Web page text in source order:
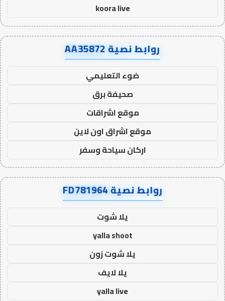
koora live
روابط نصية AA35872
ضوء التعليمي
صحيفة برق
موقع اشراقات
موقع اشراق اون لاين
اركان سياحة وسفر
روابط نصية FD781964
يلا شوت
yalla shoot
يلا شوت زون
يلا لايف
yalla live